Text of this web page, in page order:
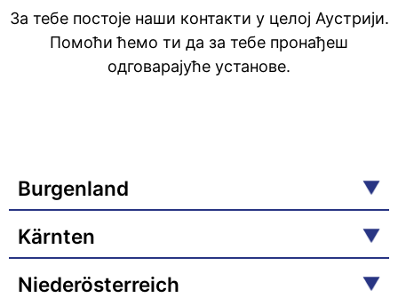
За тебе постоје наши контакти у целој Аустрији.
Помоћи ћемо ти да за тебе пронађеш
одговарајуће установе.
Burgenland
Kärnten
Niederösterreich